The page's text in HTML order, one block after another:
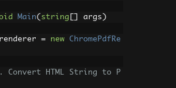
Main( string args )
= new
ChromePdfRe
HTML String to P